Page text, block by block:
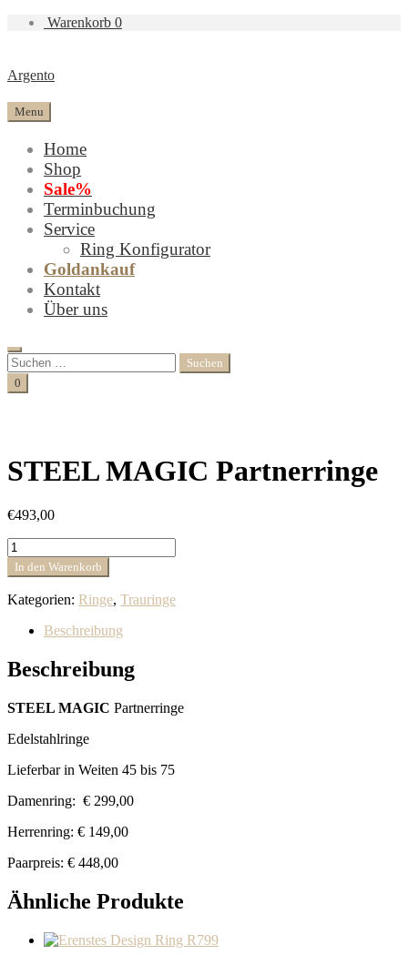
Warenkorb 0
Argento
Menu
Home
Shop
Sale%
Terminbuchung
Service
Ring Konfigurator
Goldankauf
Kontakt
Über uns
Search
Suchen
nach:
Cart
0
STEEL MAGIC Partnerringe
€493,00
STEEL
MAGIC
Partnerringe
Menge
In den Warenkorb
Kategorien: Ringe, Trauringe
Beschreibung
Beschreibung
STEEL MAGIC Partnerringe
Edelstahlringe
Lieferbar in Weiten 45 bis 75
Damenring: € 299,00
Herrenring: € 149,00
Paarpreis: € 448,00
Ähnliche Produkte